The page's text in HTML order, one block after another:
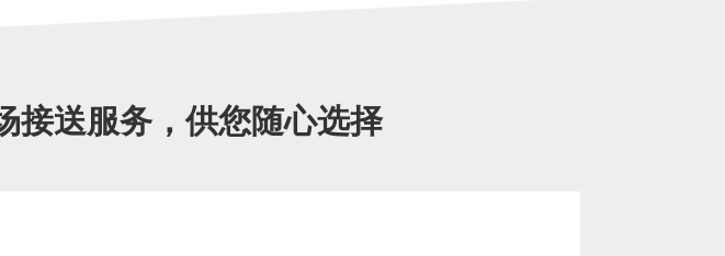
接送服务，供您随心选择